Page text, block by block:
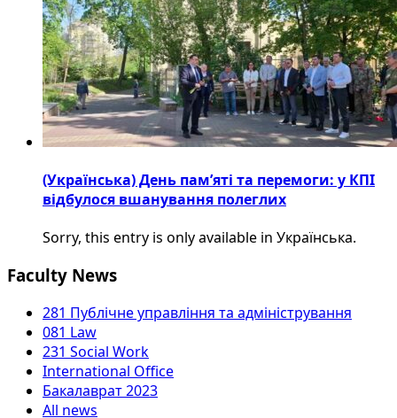
(Українська) День пам’яті та перемоги: у КПІ
відбулося вшанування полеглих
Sorry, this entry is only available in Українська.
Faculty News
281 Публічне управління та адміністрування
081 Law
231 Social Work
International Office
Бакалаврат 2023
All news